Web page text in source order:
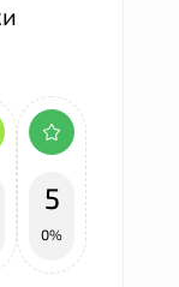
5
0%